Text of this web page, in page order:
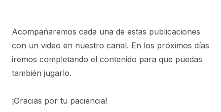
Acompañaremos cada una de estas publicaciones
con un video en nuestro canal. En los próximos días
iremos completando el contenido para que puedas
también jugarlo.
¡Gracias por tu paciencia!